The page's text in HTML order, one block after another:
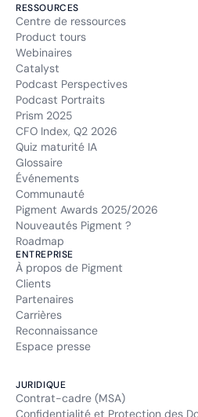
RESSOURCES
Centre de ressources
Product tours
Webinaires
Catalyst
Podcast Perspectives
Podcast Portraits
Prism 2025
CFO Index, Q2 2026
Quiz maturité IA
Glossaire
Événements
Communauté
Pigment Awards 2025/2026
Nouveautés Pigment ?
Roadmap
ENTREPRISE
À propos de Pigment
Clients
Partenaires
Carrières
Reconnaissance
Espace presse
JURIDIQUE
Contrat-cadre (MSA)
Confidentialité et Protection des